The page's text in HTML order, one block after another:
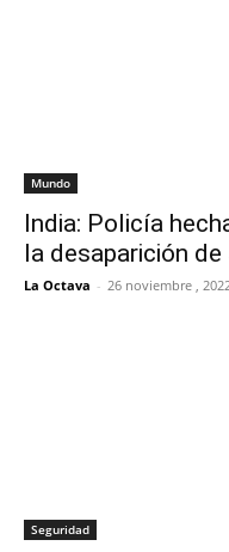
Mundo
India: Policía
la desaparición
La Octava - 26 noviembre ,
Seguridad